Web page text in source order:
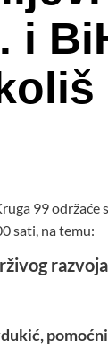
i
99
sati, na temu: